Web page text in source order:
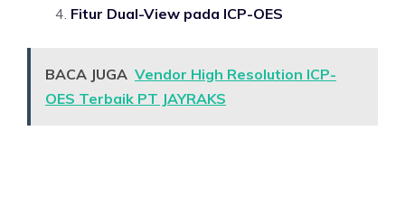
Fitur Dual-View pada ICP-OES
BACA JUGA Vendor High Resolution ICP-
OES Terbaik PT JAYRAKS